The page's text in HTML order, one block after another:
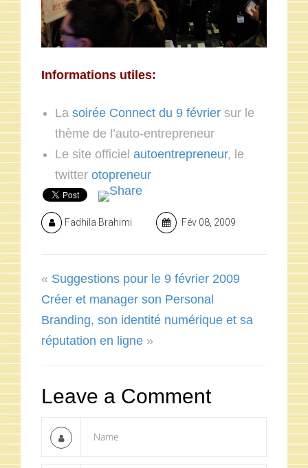
Informations utiles:
La soirée Connect du 9 février sur le
thème de l’auto-entrepreneur
Le site officiel autoentrepreneur, le
twitter otopreneur
Fadhila Brahimi Fév 08, 2009
« Suggestions pour le 9 février 2009
Créer et manager son Personal
Branding, son identité numérique et sa
réputation en ligne »
Leave a Comment